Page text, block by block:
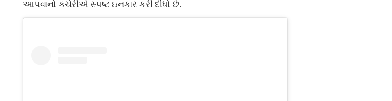
આપવાનો કચેરીએ સ્પષ્ટ ઇનકાર કરી દીધો છે.